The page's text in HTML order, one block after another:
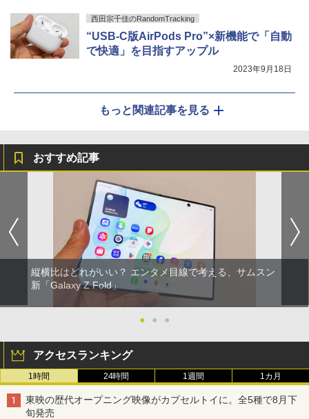
西田宗千佳のRandomTracking
“USB-C版AirPods Pro”×新機能で「自動
で快適」を目指すアップル
2023年9月18日
もっと関連記事を見る
おすすめ記事
縦横比はどれがいい？ エンタメ目線で考える、サムスン
新「Galaxy Z Fold」
● ● ●
アクセスランキング
1時間 24時間 1週間 1カ月
東映の歴代オープニング映像がカプセルトイに。全5種で8月下
旬発売